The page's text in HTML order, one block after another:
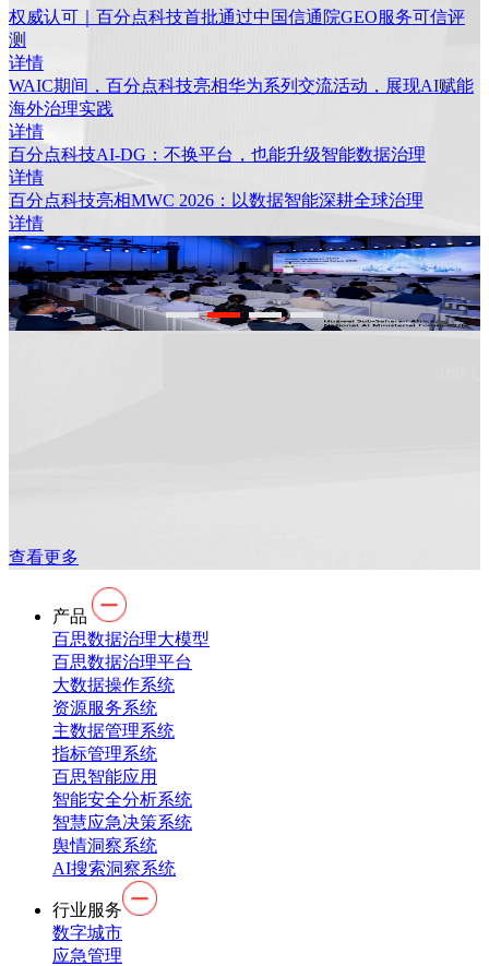
权威认可｜百分点科技首批通过中国信通院GEO服务可信评
测
详情
WAIC期间，百分点科技亮相华为系列交流活动，展现AI赋能
海外治理实践
详情
百分点科技AI-DG：不换平台，也能升级智能数据治理
详情
百分点科技亮相MWC 2026：以数据智能深耕全球治理
详情
百分点科技AI-DG：不换平台，也能升级智能数据治理
详情
查看更多
产品
百思数据治理大模型
百思数据治理平台
大数据操作系统
资源服务系统
主数据管理系统
指标管理系统
百思智能应用
智能安全分析系统
智慧应急决策系统
舆情洞察系统
AI搜索洞察系统
行业服务
数字城市
应急管理